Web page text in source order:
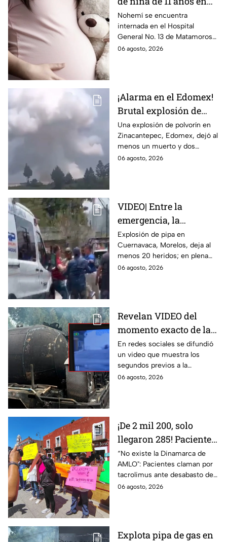
Matamoros,
Tamaulipas; ¿qué pasó
con Nohemí?
Nohemí se encuentra
internada en el Hospital
General No. 13 de Matamoros
tras complicaciones por un
06 agosto, 2026
¡Alarma en el Edomex!
Brutal explosión de
polvorín en Santa
María del Monte,
Zinacantepec; reportan
al menos un muerto y
Una explosión de polvorín en
Zinacantepec, Edomex, dejó al
menos un muerto y dos
heridos; autoridades atiende la
06 agosto, 2026
VIDEO| Entre la
emergencia, la
desesperación y el
llanto de un niño;
adultos desatan pelea
tras explosión de pipa
Explosión de pipa en
Cuernavaca, Morelos, deja al
menos 20 heridos; en plena
emergencia, dos hombres
06 agosto, 2026
Revelan VIDEO del
momento exacto de la
explosión de pipa de
gas en Cuernavaca,
Morelos
En redes sociales se difundió
un video que muestra los
segundos previos a la
explosión de una pipa de gas
06 agosto, 2026
¡De 2 mil 200, solo
llegaron 285! Pacientes
claman por
medicamentos ante
desabasto en IMSS
Puebla
“No existe la Dinamarca de
AMLO": Pacientes claman por
tacrolimus ante desabasto de
medicamentos en hospital del
06 agosto, 2026
Explota pipa de gas en